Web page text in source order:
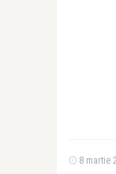
8 martie